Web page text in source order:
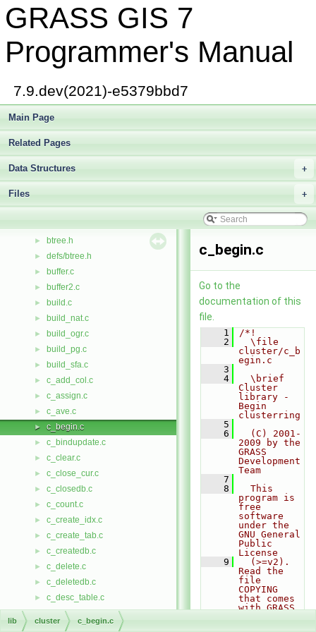
GRASS GIS 7
Programmer's Manual
7.9.dev(2021)-e5379bbd7
Main Page
Related Pages
+
Data Structures
+
Files
► blas_level_3.c
► cairodriver/box.c
► htmldriver/box.c
pngdriver/box.c
psdriver/box.c
vector/diglib/box.c
► vector/Vlib/box.c
► break.c
► break_lines.c
► break_polygons.c
► brent.c
► bridge.c
► btree.h
► defs/btree.h
► buffer.c
► buffer2.c
► build.c
► build_nat.c
► build_ogr.c
► build_pg.c
► build_sfa.c
► c_add_col.c
► c_assign.c
► c_ave.c
► c_begin.c
► c_bindupdate.c
► c_clear.c
► c_close_cur.c
► c_closedb.c
► c_count.c
► c_create_idx.c
► c_create_tab.c
► c_createdb.c
► c_delete.c
► c_deletedb.c
► c_desc_table.c
c_distinct.c
c_divr.c
c_begin.c
Go to the
documentation of this
file.
    1
/*!
    2
  \file
cluster/c_b
egin.c
    3
    4
  \brief
Cluster
library -
Begin
clusterring
    5
    6
  (C) 2001-
2009 by the
GRASS
Development
Team
    7
    8
  This
program is
free
software
under the
GNU General
Public
License
    9
  (>=v2).
Read the
file
COPYING
that comes
with GRASS
lib cluster c_begin.c